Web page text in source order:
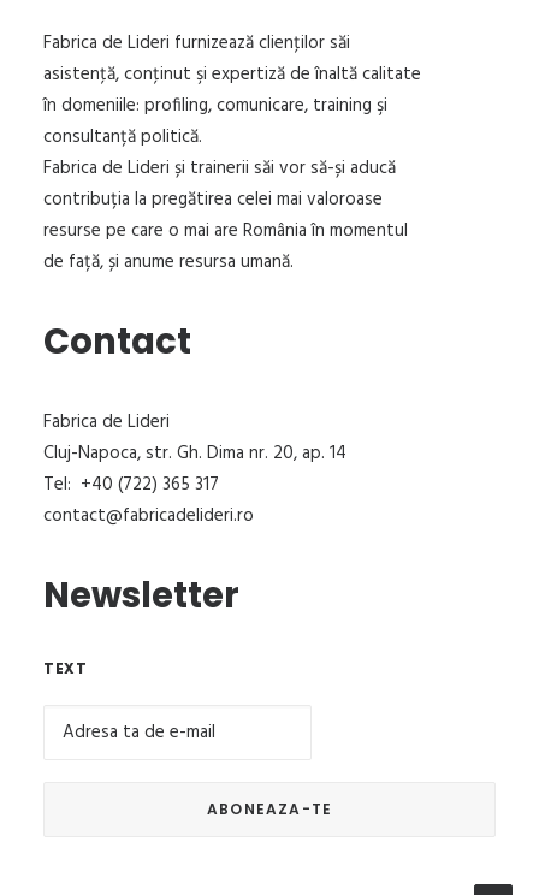
Fabrica de Lideri furnizează clienţilor săi
asistenţă, conţinut şi expertiză de înaltă calitate
în domeniile: profiling, comunicare, training şi
consultanță politică.
Fabrica de Lideri și trainerii săi vor să-și aducă
contribuția la pregătirea celei mai valoroase
resurse pe care o mai are România în momentul
de față, și anume resursa umană.
Contact
Fabrica de Lideri
Cluj-Napoca, str. Gh. Dima nr. 20, ap. 14
Tel: +40 (722) 365 317
contact@fabricadelideri.ro
Newsletter
TEXT